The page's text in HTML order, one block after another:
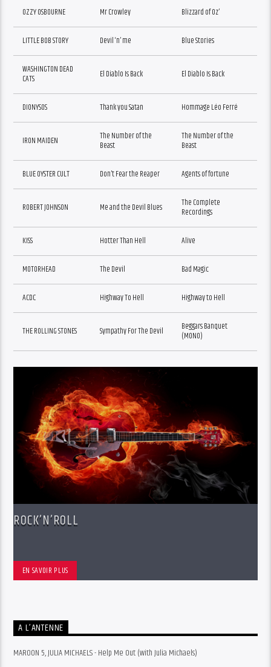
OZZY OSBOURNE Mr Crowley Blizzard of Oz’
LITTLE BOB STORY Devil ‘n’ me Blue Stories
WASHINGTON DEAD
CATS
El Diablo Is Back El Diablo Is Back
DIONYSOS Thank you Satan Hommage Léo Ferré
IRON MAIDEN
The Number of the
Beast
The Number of the
Beast
BLUE OYSTER CULT Don’t Fear the Reaper Agents of fortune
ROBERT JOHNSON Me and the Devil Blues
The Complete
Recordings
KISS Hotter Than Hell Alive
MOTORHEAD The Devil Bad Magic
ACDC Highway To Hell Highway to Hell
THE ROLLING STONES Sympathy For The Devil
Beggars Banquet
(MONO)
ROCK’N’ROLL
EN SAVOIR PLUS
A L’ANTENNE
MAROON 5, JULIA MICHAELS - Help Me Out (with Julia Michaels)